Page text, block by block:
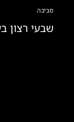
סביבה
שבעי רצון